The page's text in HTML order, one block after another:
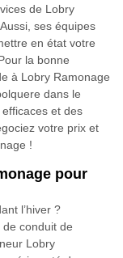
de Lobry
ses équipes
en état votre
la bonne
à Lobry Ramonage
dans le
et des
votre prix et
!
pour
l’hiver ?
de conduit de
Lobry